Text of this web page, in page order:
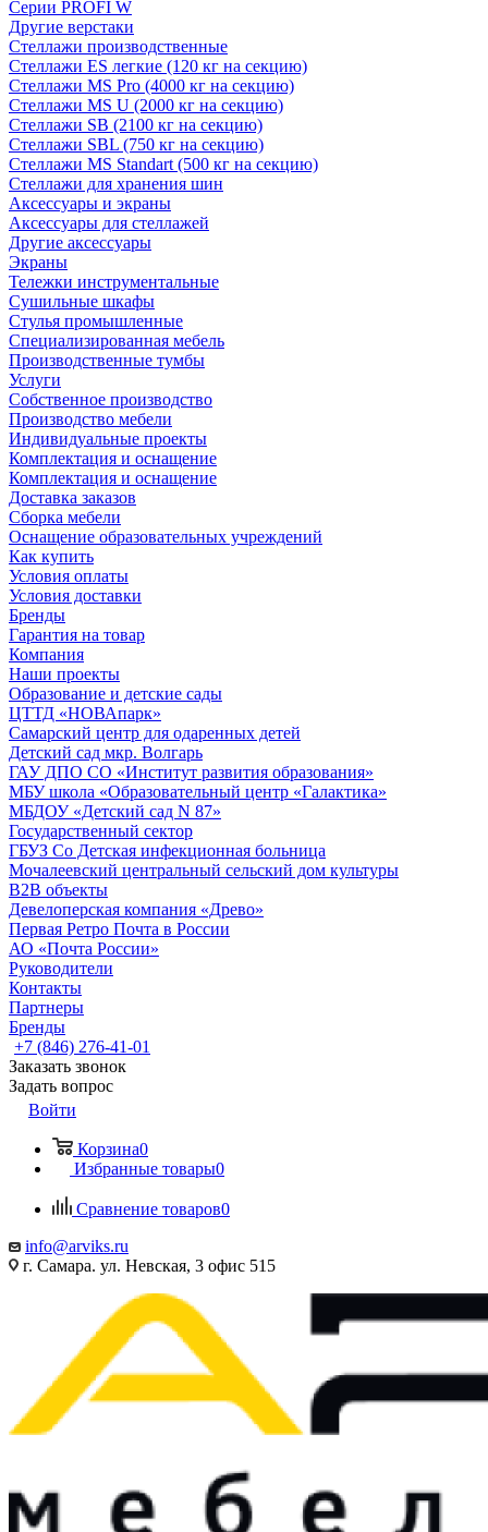
Серии PROFI W
Другие верстаки
Стеллажи производственные
Стеллажи ES легкие (120 кг на секцию)
Стеллажи MS Pro (4000 кг на секцию)
Стеллажи MS U (2000 кг на секцию)
Стеллажи SB (2100 кг на секцию)
Стеллажи SBL (750 кг на секцию)
Стеллажи MS Standart (500 кг на секцию)
Стеллажи для хранения шин
Аксессуары и экраны
Аксессуары для стеллажей
Другие аксессуары
Экраны
Тележки инструментальные
Сушильные шкафы
Стулья промышленные
Специализированная мебель
Производственные тумбы
Услуги
Собственное производство
Производство мебели
Индивидуальные проекты
Комплектация и оснащение
Комплектация и оснащение
Доставка заказов
Сборка мебели
Оснащение образовательных учреждений
Как купить
Условия оплаты
Условия доставки
Бренды
Гарантия на товар
Компания
Наши проекты
Образование и детские сады
ЦТТД «НОВАпарк»
Самарский центр для одаренных детей
Детский сад мкр. Волгарь
ГАУ ДПО СО «Институт развития образования»
МБУ школа «Образовательный центр «Галактика»
МБДОУ «Детский сад N 87»
Государственный сектор
ГБУЗ Со Детская инфекционная больница
Мочалеевский центральный сельский дом культуры
B2B объекты
Девелоперская компания «Древо»
Первая Ретро Почта в России
АО «Почта России»
Руководители
Контакты
Партнеры
Бренды
+7 (846) 276-41-01
Заказать звонок
Задать вопрос
Войти
Корзина0
Избранные товары0
Сравнение товаров0
info@arviks.ru
г. Самара. ул. Невская, 3 офис 515